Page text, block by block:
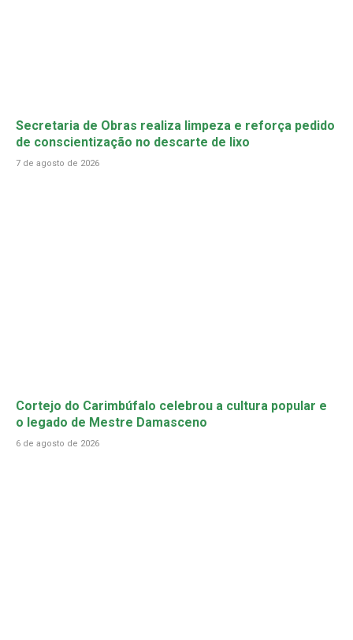
Secretaria de Obras realiza limpeza e reforça pedido
de conscientização no descarte de lixo
7 de agosto de 2026
Cortejo do Carimbúfalo celebrou a cultura popular e
o legado de Mestre Damasceno
6 de agosto de 2026